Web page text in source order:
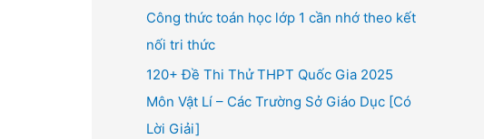
:Công thức toán học lớp 1 cần nhớ theo kết
nối tri thức
120+ Đề Thi Thử THPT Quốc Gia 2025
Môn Vật Lí – Các Trường Sở Giáo Dục [Có
Lời Giải]